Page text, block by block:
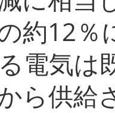
約12％
電気は
ら供給